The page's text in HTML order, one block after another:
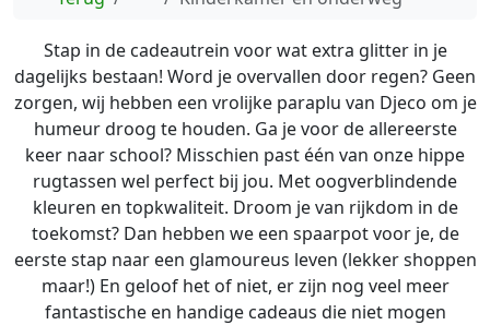
Stap in de cadeautrein voor wat extra glitter in je
dagelijks bestaan! Word je overvallen door regen? Geen
zorgen, wij hebben een vrolijke paraplu van Djeco om je
humeur droog te houden. Ga je voor de allereerste
keer naar school? Misschien past één van onze hippe
rugtassen wel perfect bij jou. Met oogverblindende
kleuren en topkwaliteit. Droom je van rijkdom in de
toekomst? Dan hebben we een spaarpot voor je, de
eerste stap naar een glamoureus leven (lekker shoppen
maar!) En geloof het of niet, er zijn nog veel meer
fantastische en handige cadeaus die niet mogen